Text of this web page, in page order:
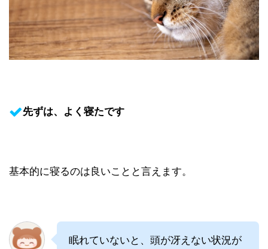
先ずは、よく寝たです
基本的に寝るのは良いことと言えます。
眠れていないと、頭が冴えない状況が